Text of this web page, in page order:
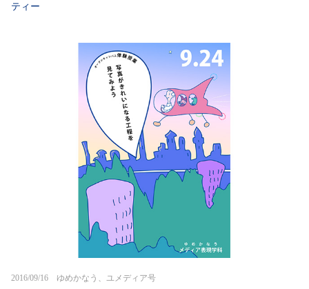
ティー
2016/09/16 ゆめかなう、ユメディア号